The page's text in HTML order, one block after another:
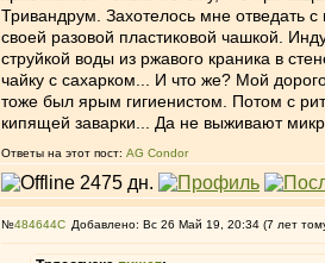
Тривандрум. Захотелось мне отведать
своей разовой пластиковой чашкой.
струйкой воды из ржавого краника в
чайку с сахарком... И что же? Мой
тоже был ярым гигиенистом. Потом с
кипящей заварки... Да не выживают
Ответы на этот пост: AG Condor
№484644 Добавлено: Вс 26 Май 19, 20:34 (7 лет